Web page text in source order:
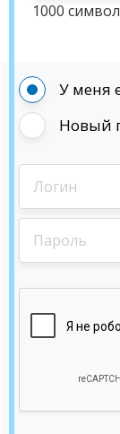
1000
У меня
Новый